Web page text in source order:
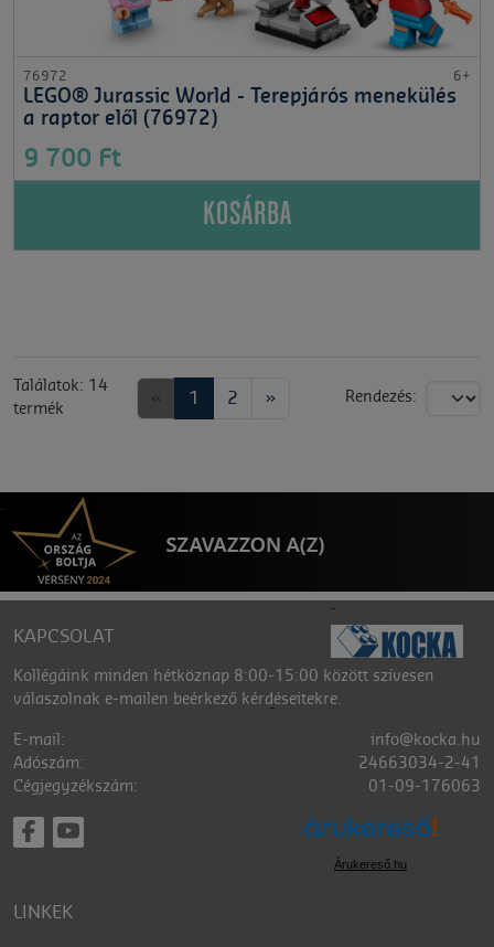
76972 6+
LEGO® Jurassic World - Terepjárós menekülés
a raptor elől (76972)
9 700 Ft
KOSÁRBA
Találatok: 14
termék
1 2 » Rendezés:
KAPCSOLAT
Kollégáink minden hétköznap 8:00-15:00 között szívesen
válaszolnak e-mailen beérkező kérdéseitekre.
E-mail:
info@kocka.hu
Adószám:
24663034-2-41
Cégjegyzékszám:
01-09-176063
Árukereső.hu
LINKEK